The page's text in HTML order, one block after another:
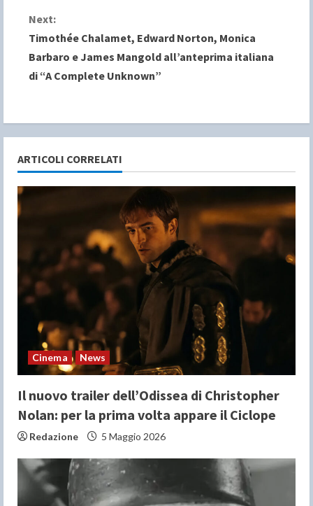
n
t
i
u
e
R
d
i
n
g
Next:
Timothée Chalamet, Edward Norton, Monica
Barbaro e James Mangold all’anteprima italiana
di “A Complete Unknown”
ARTICOLI CORRELATI
Cinema News
Il nuovo trailer dell’Odissea di Christopher
Nolan: per la prima volta appare il Ciclope
Redazione 5 Maggio 2026